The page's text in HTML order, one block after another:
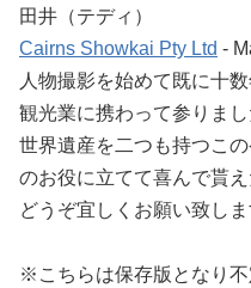
田井（テディ）
Cairns Showkai Pty Ltd -
人物撮影を始めて既に十
観光業に携わって参りまし
世界遺産を二つも持つこ
のお役に立てて喜んで貰え
どうぞ宜しくお願い致し
※こちらは保存版となり